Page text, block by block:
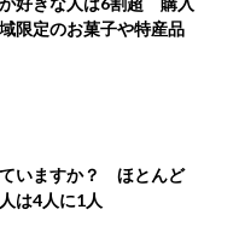
限定のお菓子や特産品
いますか？ ほとんど
は4人に1人